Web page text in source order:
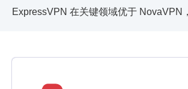
ExpressVPN 在关键领域优于 NovaVPN